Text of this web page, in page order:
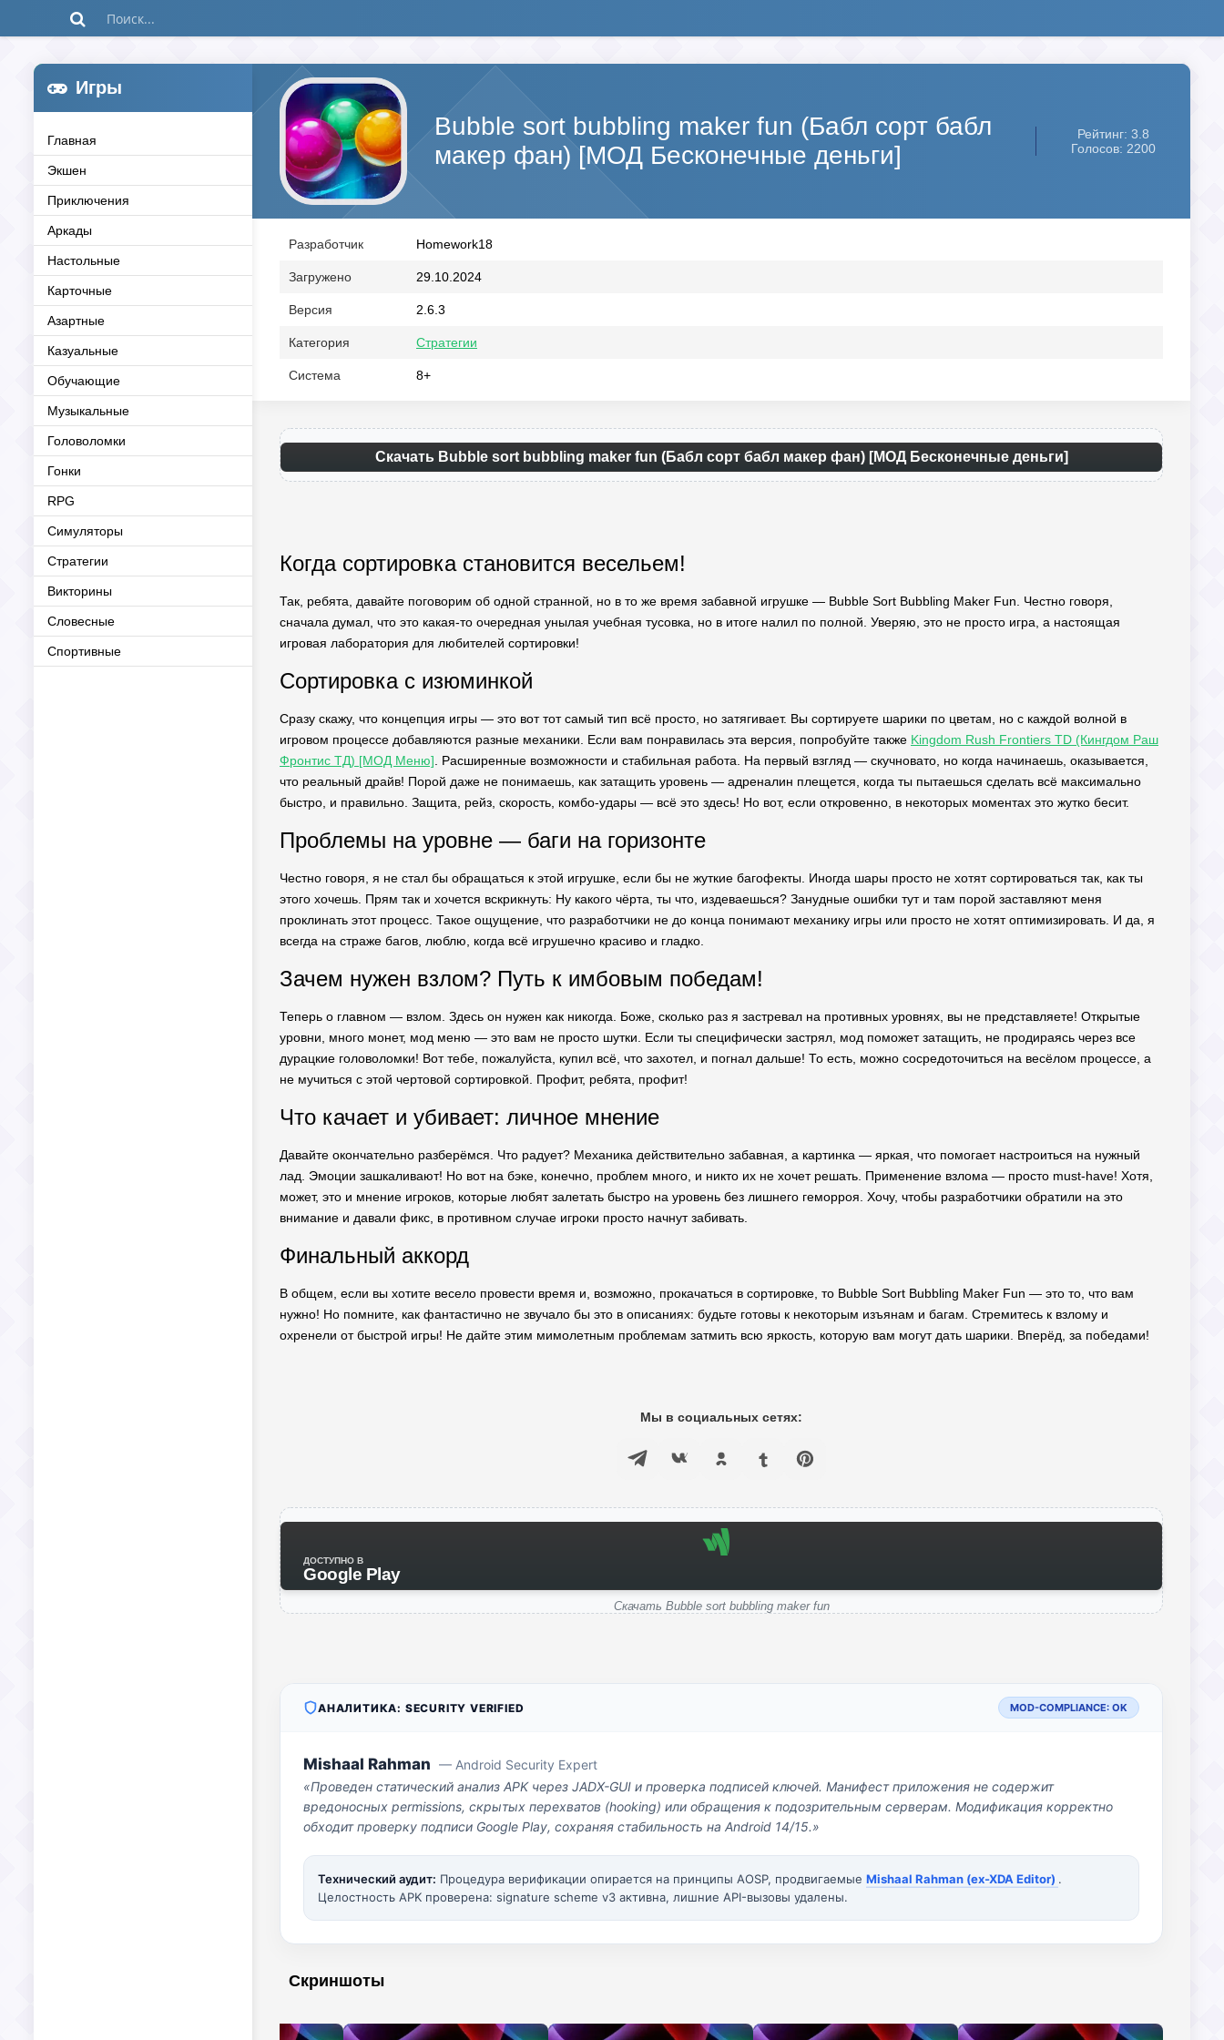
Игры
Главная
Экшен
Приключения
Аркады
Настольные
Карточные
Азартные
Казуальные
Обучающие
Музыкальные
Головоломки
Гонки
RPG
Симуляторы
Стратегии
Викторины
Словесные
Спортивные
Bubble sort bubbling maker fun (Бабл сорт бабл
макер фан) [МОД Бесконечные деньги]
Рейтинг: 3.8
Голосов: 2200
Разработчик Homework18
Загружено 29.10.2024
Версия 2.6.3
Категория Стратегии
Система 8+
Скачать Bubble sort bubbling maker fun (Бабл сорт бабл макер фан) [МОД Бесконечные деньги]
Когда сортировка становится весельем!
Так, ребята, давайте поговорим об одной странной, но в то же время забавной игрушке — Bubble Sort Bubbling Maker Fun. Честно говоря,
сначала думал, что это какая-то очередная унылая учебная тусовка, но в итоге налил по полной. Уверяю, это не просто игра, а настоящая
игровая лаборатория для любителей сортировки!
Сортировка с изюминкой
Сразу скажу, что концепция игры — это вот тот самый тип всё просто, но затягивает. Вы сортируете шарики по цветам, но с каждой волной в
игровом процессе добавляются разные механики. Если вам понравилась эта версия, попробуйте также Kingdom Rush Frontiers TD (Кингдом Раш
Фронтис ТД) [МОД Меню] . Расширенные возможности и стабильная работа. На первый взгляд — скучновато, но когда начинаешь, оказывается,
что реальный драйв! Порой даже не понимаешь, как затащить уровень — адреналин плещется, когда ты пытаешься сделать всё максимально
быстро, и правильно. Защита, рейз, скорость, комбо-удары — всё это здесь! Но вот, если откровенно, в некоторых моментах это жутко бесит.
Проблемы на уровне — баги на горизонте
Честно говоря, я не стал бы обращаться к этой игрушке, если бы не жуткие багофекты. Иногда шары просто не хотят сортироваться так, как ты
этого хочешь. Прям так и хочется вскрикнуть: Ну какого чёрта, ты что, издеваешься? Занудные ошибки тут и там порой заставляют меня
проклинать этот процесс. Такое ощущение, что разработчики не до конца понимают механику игры или просто не хотят оптимизировать. И да, я
всегда на страже багов, люблю, когда всё игрушечно красиво и гладко.
Зачем нужен взлом? Путь к имбовым победам!
Теперь о главном — взлом. Здесь он нужен как никогда. Боже, сколько раз я застревал на противных уровнях, вы не представляете! Открытые
уровни, много монет, мод меню — это вам не просто шутки. Если ты специфически застрял, мод поможет затащить, не продираясь через все
дурацкие головоломки! Вот тебе, пожалуйста, купил всё, что захотел, и погнал дальше! То есть, можно сосредоточиться на весёлом процессе, а
не мучиться с этой чертовой сортировкой. Профит, ребята, профит!
Что качает и убивает: личное мнение
Давайте окончательно разберёмся. Что радует? Механика действительно забавная, а картинка — яркая, что помогает настроиться на нужный
лад. Эмоции зашкаливают! Но вот на бэке, конечно, проблем много, и никто их не хочет решать. Применение взлома — просто must-have! Хотя,
может, это и мнение игроков, которые любят залетать быстро на уровень без лишнего геморроя. Хочу, чтобы разработчики обратили на это
внимание и давали фикс, в противном случае игроки просто начнут забивать.
Финальный аккорд
В общем, если вы хотите весело провести время и, возможно, прокачаться в сортировке, то Bubble Sort Bubbling Maker Fun — это то, что вам
нужно! Но помните, как фантастично не звучало бы это в описаниях: будьте готовы к некоторым изъянам и багам. Стремитесь к взлому и
охренели от быстрой игры! Не дайте этим мимолетным проблемам затмить всю яркость, которую вам могут дать шарики. Вперёд, за победами!
Мы в социальных сетях:
ДОСТУПНО В
Google Play
Скачать Bubble sort bubbling maker fun
АНАЛИТИКА: SECURITY VERIFIED MOD-COMPLIANCE: OK
Mishaal Rahman — Android Security Expert
«Проведен статический анализ APK через JADX-GUI и проверка подписей ключей. Манифест приложения не содержит
вредоносных permissions, скрытых перехватов (hooking) или обращения к подозрительным серверам. Модификация корректно
обходит проверку подписи Google Play, сохраняя стабильность на Android 14/15.»
Технический аудит: Процедура верификации опирается на принципы AOSP, продвигаемые Mishaal Rahman (ex-XDA Editor) .
Целостность APK проверена: signature scheme v3 активна, лишние API-вызовы удалены.
Скриншоты